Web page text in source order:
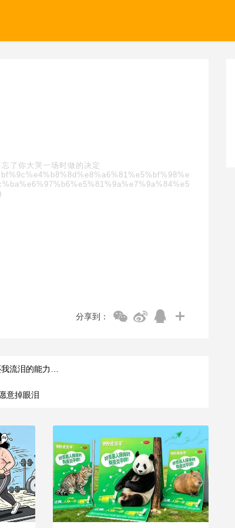
了你大哭一场时做的决定
分享到：
流泪的能力…
意掉眼泪